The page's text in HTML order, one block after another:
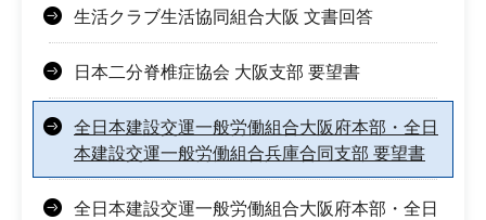
生活クラブ生活協同組合大阪 文書回答
日本二分脊椎症協会 大阪支部 要望書
全日本建設交運一般労働組合大阪府本部・全日
本建設交運一般労働組合兵庫合同支部 要望書
全日本建設交運一般労働組合大阪府本部・全日